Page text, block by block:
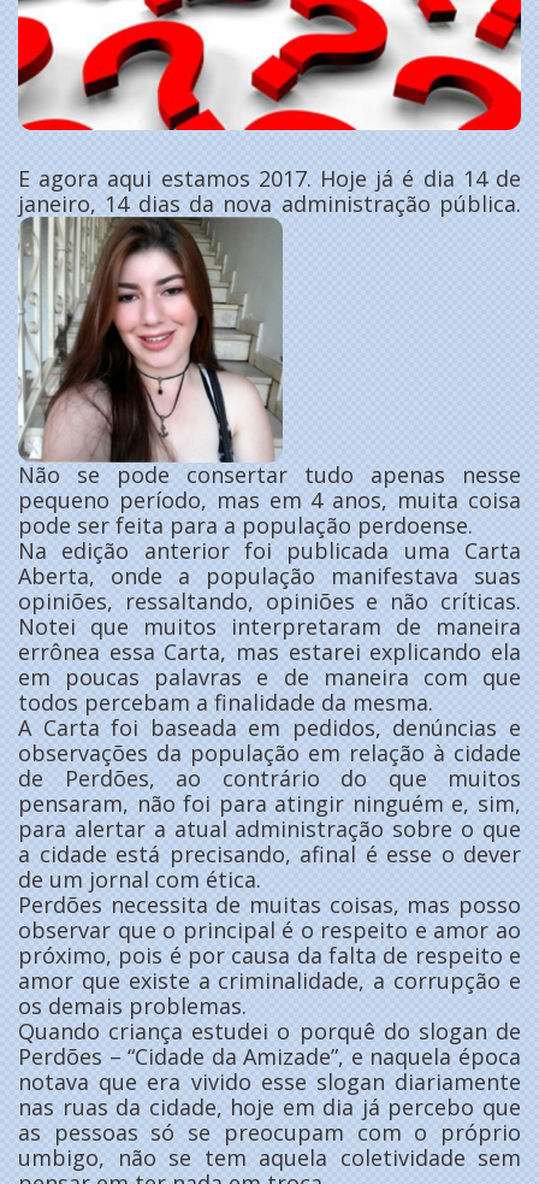
E agora aqui estamos 2017. Hoje já é dia 14 de
janeiro, 14 dias da nova administração pública.
Não se pode consertar tudo apenas nesse
pequeno período, mas em 4 anos, muita coisa
pode ser feita para a população perdoense.
Na edição anterior foi publicada uma Carta
Aberta, onde a população manifestava suas
opiniões, ressaltando, opiniões e não críticas.
Notei que muitos interpretaram de maneira
errônea essa Carta, mas estarei explicando ela
em poucas palavras e de maneira com que
todos percebam a finalidade da mesma.
A Carta foi baseada em pedidos, denúncias e
observações da população em relação à cidade
de Perdões, ao contrário do que muitos
pensaram, não foi para atingir ninguém e, sim,
para alertar a atual administração sobre o que
a cidade está precisando, afinal é esse o dever
de um jornal com ética.
Perdões necessita de muitas coisas, mas posso
observar que o principal é o respeito e amor ao
próximo, pois é por causa da falta de respeito e
amor que existe a criminalidade, a corrupção e
os demais problemas.
Quando criança estudei o porquê do slogan de
Perdões – “Cidade da Amizade”, e naquela época
notava que era vivido esse slogan diariamente
nas ruas da cidade, hoje em dia já percebo que
as pessoas só se preocupam com o próprio
umbigo, não se tem aquela coletividade sem